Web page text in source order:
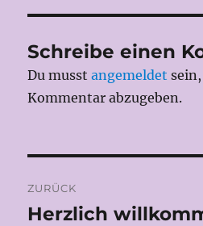
Schreibe einen
Du musstangemeldet
Kommentar abzugeben.
ZURÜCK
Vorheriger
Herzlich